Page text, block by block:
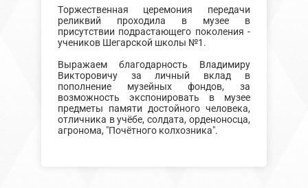
Торжественная церемония передачи
реликвий проходила в музее в
присутствии подрастающего поколения -
учеников Шегарской школы №1.
Выражаем благодарность Владимиру
Викторовичу за личный вклад в
пополнение музейных фондов, за
возможность экспонировать в музее
предметы памяти достойного человека,
отличника в учёбе, солдата, орденоносца,
агронома, "Почётного колхозника".